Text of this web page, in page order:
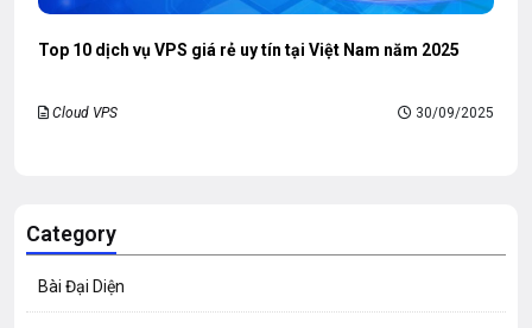
Top 10 dịch vụ VPS giá rẻ uy tín tại Việt Nam năm 2025
Cloud VPS 30/09/2025
Category
Bài Đại Diện